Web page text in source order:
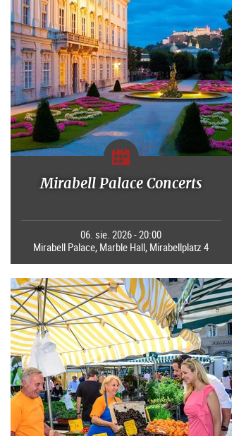
Mirabell Palace Concerts
06. sie. 2026 - 20:00
Mirabell Palace, Marble Hall, Mirabellplatz 4